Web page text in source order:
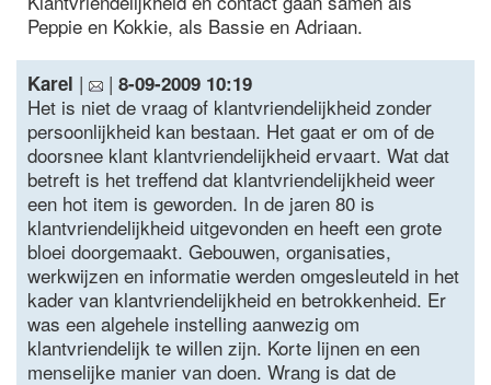
Peppie en Kokkie, als Bassie en Adriaan.
Karel | | 8-09-2009 10:19
Het is niet de vraag of klantvriendelijkheid zonder
persoonlijkheid kan bestaan. Het gaat er om of de
doorsnee klant klantvriendelijkheid ervaart. Wat dat
betreft is het treffend dat klantvriendelijkheid weer
een hot item is geworden. In de jaren 80 is
klantvriendelijkheid uitgevonden en heeft een grote
bloei doorgemaakt. Gebouwen, organisaties,
werkwijzen en informatie werden omgesleuteld in het
kader van klantvriendelijkheid en betrokkenheid. Er
was een algehele instelling aanwezig om
klantvriendelijk te willen zijn. Korte lijnen en een
menselijke manier van doen. Wrang is dat de